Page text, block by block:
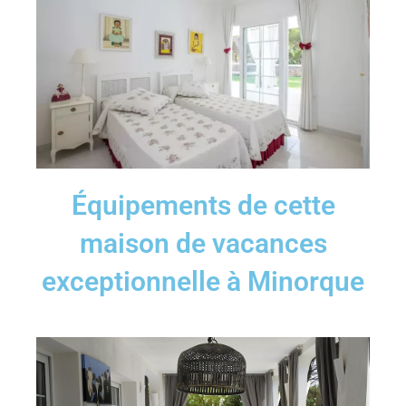
Équipements de cette
maison de vacances
exceptionnelle à Minorque